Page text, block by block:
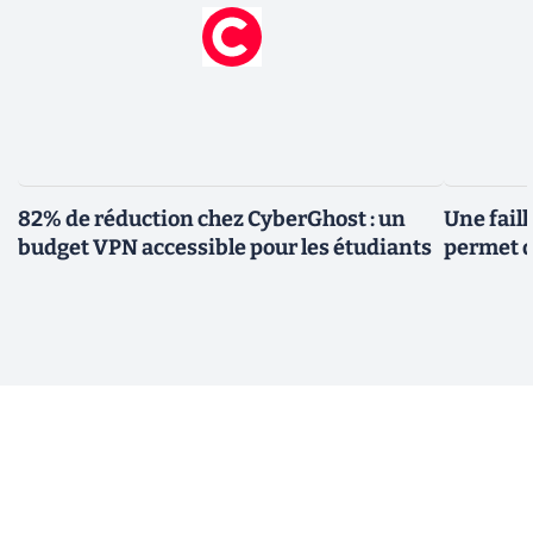
82% de réduction chez CyberGhost : un
budget VPN accessible pour les étudiants
Une
permet